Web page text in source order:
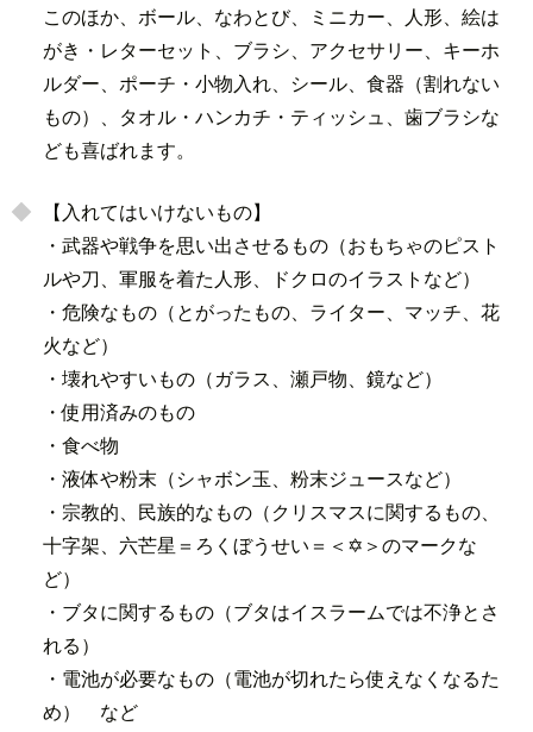
このほか、ボール、なわとび、ミニカー、人形、絵は
がき・レターセット、ブラシ、アクセサリー、キーホ
ルダー、ポーチ・小物入れ、シール、食器（割れない
もの）、タオル・ハンカチ・ティッシュ、歯ブラシな
ども喜ばれます。
【入れてはいけないもの】
・武器や戦争を思い出させるもの（おもちゃのピスト
ルや刀、軍服を着た人形、ドクロのイラストなど）
・危険なもの（とがったもの、ライター、マッチ、花
火など）
・壊れやすいもの（ガラス、瀬戸物、鏡など）
・使用済みのもの
・食べ物
・液体や粉末（シャボン玉、粉末ジュースなど）
・宗教的、民族的なもの（クリスマスに関するもの、
十字架、六芒星＝ろくぼうせい＝＜✡＞のマークな
ど）
・ブタに関するもの（ブタはイスラームでは不浄とさ
れる）
・電池が必要なもの（電池が切れたら使えなくなるた
め） など